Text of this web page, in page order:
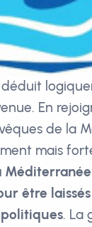
En
de la
mais
être
. La